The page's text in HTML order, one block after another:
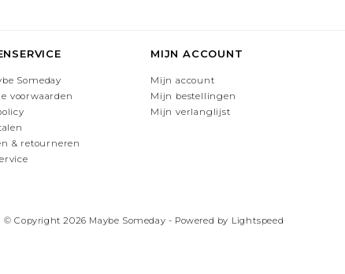
Someday
voorwaarden
& retourneren
MIJN ACCOUNT
Mijn account
Mijn bestellingen
Mijn verlanglijst
© Copyright 2026 Maybe Someday - Powered by Lightspeed